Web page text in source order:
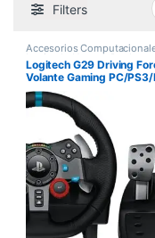
Filters
Accesorios
Logitech Nuevos Productos
Logitech G29 Driving
Volante Gaming PC/